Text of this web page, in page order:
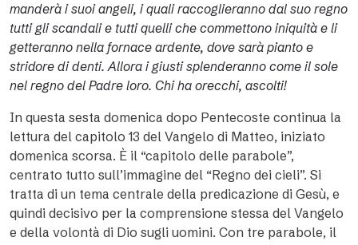
manderà i suoi angeli, i quali raccoglieranno dal suo regno
tutti gli scandali e tutti quelli che commettono iniquità e li
getteranno nella fornace ardente, dove sarà pianto e
stridore di denti. Allora i giusti splenderanno come il sole
nel regno del Padre loro. Chi ha orecchi, ascolti!
In questa sesta domenica dopo Pentecoste continua la
lettura del capitolo 13 del Vangelo di Matteo, iniziato
domenica scorsa. È il “capitolo delle parabole”,
centrato tutto sull’immagine del “Regno dei cieli”. Si
tratta di un tema centrale della predicazione di Gesù, e
quindi decisivo per la comprensione stessa del Vangelo
e della volontà di Dio sugli uomini. Con tre parabole, il